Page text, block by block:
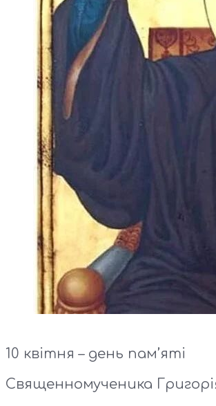
10 квітня – день пам’яті
Священномученика